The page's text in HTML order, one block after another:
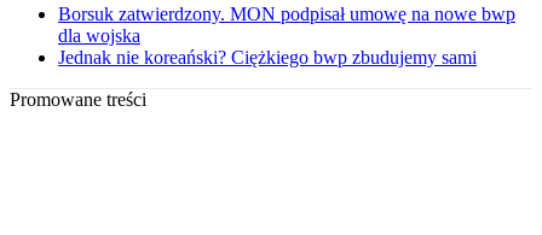
Borsuk zatwierdzony. MON podpisał umowę na nowe bwp
dla wojska
Jednak nie koreański? Ciężkiego bwp zbudujemy sami
Promowane treści